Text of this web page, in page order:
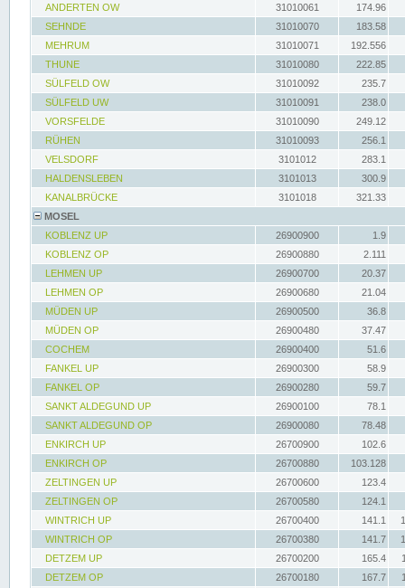
ANDERTEN OW
31010061
174.96
SEHNDE
31010070
183.58
MEHRUM
31010071
192.556
THUNE
31010080
222.85
SÜLFELD OW
31010092
235.7
SÜLFELD UW
31010091
238.0
VORSFELDE
31010090
249.12
RÜHEN
31010093
256.1
VELSDORF
3101012
283.1
HALDENSLEBEN
3101013
300.9
KANALBRÜCKE
3101018
321.33
MOSEL
KOBLENZ UP
26900900
1.9
KOBLENZ OP
26900880
2.111
LEHMEN UP
26900700
20.37
LEHMEN OP
26900680
21.04
MÜDEN UP
26900500
36.8
MÜDEN OP
26900480
37.47
COCHEM
26900400
51.6
FANKEL UP
26900300
58.9
FANKEL OP
26900280
59.7
SANKT ALDEGUND UP
26900100
78.1
SANKT ALDEGUND OP
26900080
78.48
ENKIRCH UP
26700900
102.6
ENKIRCH OP
26700880
103.128
ZELTINGEN UP
26700600
123.4
ZELTINGEN OP
26700580
124.1
WINTRICH UP
26700400 141.1
WINTRICH OP
26700380 141.7
DETZEM UP
26700200 165.4
DETZEM OP
26700180 167.7